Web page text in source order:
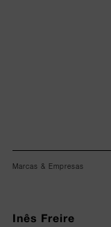
Marcas & Empresas
Inês Freire